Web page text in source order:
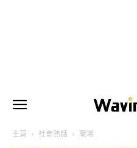
主頁 社會熱話 職場